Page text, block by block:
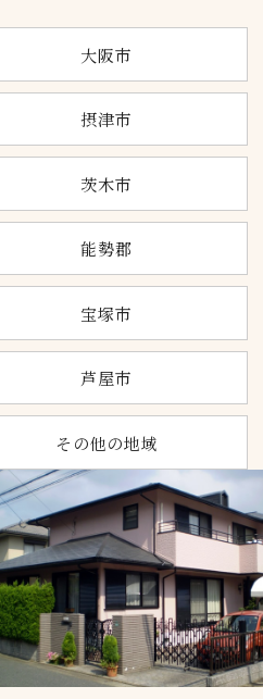
大阪市
摂津市
茨木市
能勢郡
宝塚市
芦屋市
その他の地域